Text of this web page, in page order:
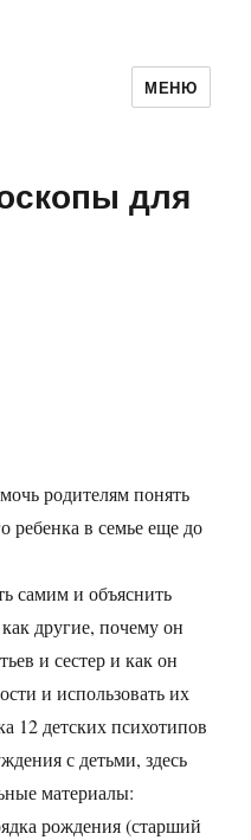
МЕНЮ
для
родителям понять
ребенка в семье еще до
самим и объяснить
другие, почему он
и сестер и как он
и использовать их
12 детских психотипов
с детьми, здесь
материалы:
рождения (старший